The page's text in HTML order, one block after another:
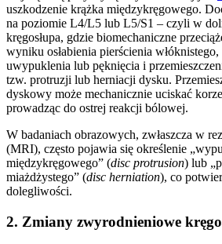
uszkodzenie krążka międzykręgowego.
na poziomie L4/L5 lub L5/S1 – czyli w
kręgosłupa, gdzie biomechaniczne
wyniku osłabienia pierścienia
uwypuklenia lub pęknięcia i
tzw. protruzji lub herniacji dysku.
dyskowy może mechanicznie uciskać
prowadząc do ostrej reakcji bólowej.
W badaniach obrazowych, zwłaszcza w
(MRI), często pojawia się określenie
międzykręgowego” (disc protrusion) lub
miażdżystego” (disc herniation), co
dolegliwości.
2. Zmiany zwyrodnieniowe